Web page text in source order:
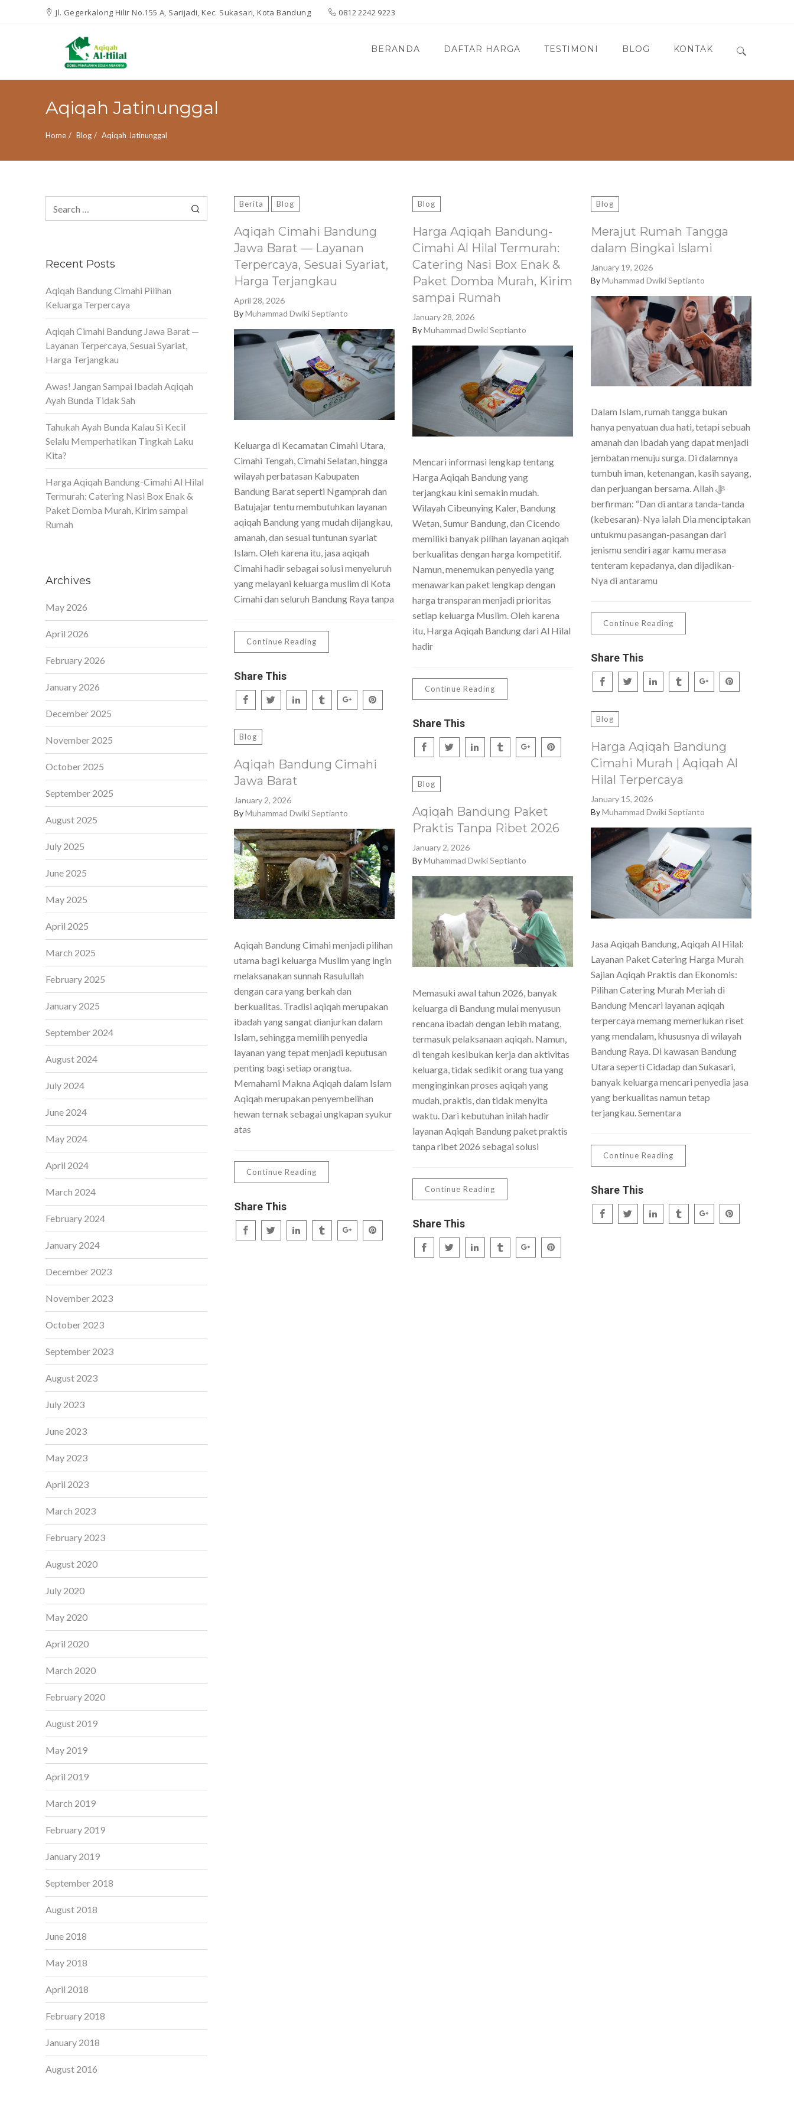
Jl. Gegerkalong Hilir No.155 A, Sarijadi, Kec. Sukasari, Kota Bandung 0812 2242 9223
BERANDA DAFTAR HARGA TESTIMONI BLOG KONTAK
Aqiqah Jatinunggal
Home Blog Aqiqah Jatinunggal
Berita Blog
Aqiqah Cimahi Bandung
Jawa Barat — Layanan
Terpercaya, Sesuai Syariat,
Harga Terjangkau
April 28, 2026
ByMuhammad Dwiki Septianto
Keluarga di Kecamatan Cimahi Utara,
Cimahi Tengah, Cimahi Selatan, hingga
wilayah perbatasan Kabupaten
Bandung Barat seperti Ngamprah dan
Batujajar tentu membutuhkan layanan
aqiqah Bandung yang mudah dijangkau,
amanah, dan sesuai tuntunan syariat
Islam. Oleh karena itu, jasa aqiqah
Cimahi hadir sebagai solusi menyeluruh
yang melayani keluarga muslim di Kota
Cimahi dan seluruh Bandung Raya tanpa
Continue Reading
Share This
Blog
Harga Aqiqah Bandung-
Cimahi Al Hilal Termurah:
Catering Nasi Box Enak &
Paket Domba Murah, Kirim
sampai Rumah
January 28, 2026
ByMuhammad Dwiki Septianto
Mencari informasi lengkap tentang
Harga Aqiqah Bandung yang
terjangkau kini semakin mudah.
Wilayah Cibeunying Kaler, Bandung
Wetan, Sumur Bandung, dan Cicendo
memiliki banyak pilihan layanan aqiqah
berkualitas dengan harga kompetitif.
Namun, menemukan penyedia yang
menawarkan paket lengkap dengan
harga transparan menjadi prioritas
setiap keluarga Muslim. Oleh karena
itu, Harga Aqiqah Bandung dari Al Hilal
hadir
Continue Reading
Share This
Blog
Merajut Rumah Tangga
dalam Bingkai Islami
January 19, 2026
ByMuhammad Dwiki Septianto
Dalam Islam, rumah tangga bukan
hanya penyatuan dua hati, tetapi sebuah
amanah dan ibadah yang dapat menjadi
jembatan menuju surga. Di dalamnya
tumbuh iman, ketenangan, kasih sayang,
dan perjuangan bersama. Allah ﷻ
berfirman: “Dan di antara tanda-tanda
(kebesaran)-Nya ialah Dia menciptakan
untukmu pasangan-pasangan dari
jenismu sendiri agar kamu merasa
tenteram kepadanya, dan dijadikan-
Nya di antaramu
Continue Reading
Share This
Blog
Harga Aqiqah Bandung
Cimahi Murah | Aqiqah Al
Hilal Terpercaya
January 15, 2026
ByMuhammad Dwiki Septianto
Jasa Aqiqah Bandung, Aqiqah Al Hilal:
Layanan Paket Catering Harga Murah
Sajian Aqiqah Praktis dan Ekonomis:
Pilihan Catering Murah Meriah di
Bandung Mencari layanan aqiqah
terpercaya memang memerlukan riset
yang mendalam, khususnya di wilayah
Bandung Raya. Di kawasan Bandung
Utara seperti Cidadap dan Sukasari,
banyak keluarga mencari penyedia jasa
yang berkualitas namun tetap
terjangkau. Sementara
Continue Reading
Share This
Blog
Aqiqah Bandung Cimahi
Jawa Barat
January 2, 2026
ByMuhammad Dwiki Septianto
Aqiqah Bandung Cimahi menjadi pilihan
utama bagi keluarga Muslim yang ingin
melaksanakan sunnah Rasulullah
dengan cara yang berkah dan
berkualitas. Tradisi aqiqah merupakan
ibadah yang sangat dianjurkan dalam
Islam, sehingga memilih penyedia
layanan yang tepat menjadi keputusan
penting bagi setiap orangtua.
Memahami Makna Aqiqah dalam Islam
Aqiqah merupakan penyembelihan
hewan ternak sebagai ungkapan syukur
atas
Continue Reading
Share This
Blog
Aqiqah Bandung Paket
Praktis Tanpa Ribet 2026
January 2, 2026
ByMuhammad Dwiki Septianto
Memasuki awal tahun 2026, banyak
keluarga di Bandung mulai menyusun
rencana ibadah dengan lebih matang,
termasuk pelaksanaan aqiqah. Namun,
di tengah kesibukan kerja dan aktivitas
keluarga, tidak sedikit orang tua yang
menginginkan proses aqiqah yang
mudah, praktis, dan tidak menyita
waktu. Dari kebutuhan inilah hadir
layanan Aqiqah Bandung paket praktis
tanpa ribet 2026 sebagai solusi
Continue Reading
Share This
for:
Recent Posts
Aqiqah Bandung Cimahi Pilihan
Keluarga Terpercaya
Aqiqah Cimahi Bandung Jawa Barat —
Layanan Terpercaya, Sesuai Syariat,
Harga Terjangkau
Awas! Jangan Sampai Ibadah Aqiqah
Ayah Bunda Tidak Sah
Tahukah Ayah Bunda Kalau Si Kecil
Selalu Memperhatikan Tingkah Laku
Kita?
Harga Aqiqah Bandung-Cimahi Al Hilal
Termurah: Catering Nasi Box Enak &
Paket Domba Murah, Kirim sampai
Rumah
Archives
May 2026
April 2026
February 2026
January 2026
December 2025
November 2025
October 2025
September 2025
August 2025
July 2025
June 2025
May 2025
April 2025
March 2025
February 2025
January 2025
September 2024
August 2024
July 2024
June 2024
May 2024
April 2024
March 2024
February 2024
January 2024
December 2023
November 2023
October 2023
September 2023
August 2023
July 2023
June 2023
May 2023
April 2023
March 2023
February 2023
August 2020
July 2020
May 2020
April 2020
March 2020
February 2020
August 2019
May 2019
April 2019
March 2019
February 2019
January 2019
September 2018
August 2018
June 2018
May 2018
April 2018
February 2018
January 2018
August 2016